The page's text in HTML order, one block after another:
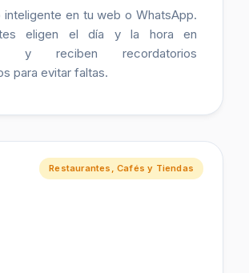
inteligente en tu web o WhatsApp.
eligen el día y la hora en
y reciben recordatorios
para evitar faltas.
Restaurantes, Cafés y Tiendas